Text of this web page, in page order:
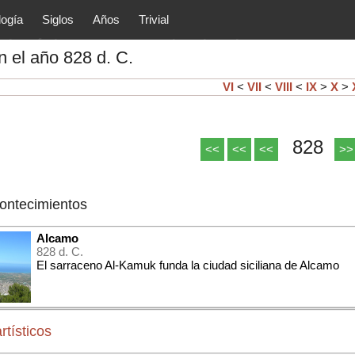
y principales
arte, cultura, etc.) de la
Siglos Años Trivial
el año 828 d. C.
VI < VII< VIII< IX > X>
<< << << 828 >>
Alcamo
828 d. C.
El sarraceno Al-Kamuk funda la ciudad siciliana de Alcamo